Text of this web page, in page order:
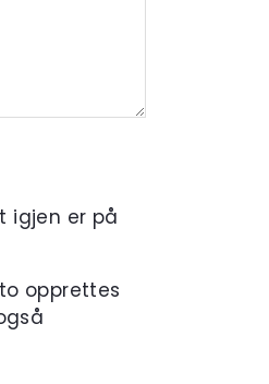
igjen er på
opprettes